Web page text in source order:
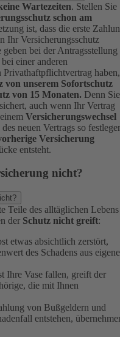
Wartezeiten. Stellen Sie
schon am
ist, dass die erste
Ihr Versicherungsschutz
bei der Antragsstellung
einer anderen
Privathaftpflichtvertrag haben,
unserem Sofortschutz
von 15 Monaten. Denn Sie
auch wenn Ihr Vertrag
Versicherungswechsel
des neuen Vertrags so
Versicherung
entsteht.
nicht?
Teile des alltäglichen Lebens
der Schutz nicht greift:
etwas absichtlich zerstört,
des Schadens aus
Ihre Vase fallen, greift der
die mit Ihnen
von Bußgeldern und
entstehen,